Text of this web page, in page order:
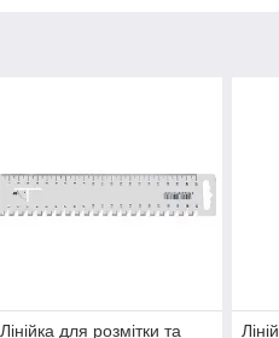
Лінійка для розмітки та